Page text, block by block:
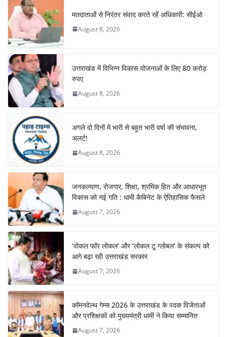
o
o
k
p
p
m n
मतदाताओं से निरंतर संवाद करते रहें अधिकारी: सीईओ
August 8, 2026
उत्तराखंड में विभिन्न विकास योजनाओं के लिए 80 करोड़
रुपए
August 8, 2026
अगले दो दिनों में भारी से बहुत भारी वर्षा की संभावना,
अलर्ट!
August 8, 2026
जनकल्याण, रोजगार, शिक्षा, श्रमिक हित और आधारभूत
विकास को नई गति : धामी कैबिनेट के ऐतिहासिक फैसले
August 7, 2026
‘वोकल फॉर लोकल’ और ‘लोकल टू ग्लोबल’ के संकल्प को
आगे बढ़ा रही उत्तराखंड सरकार
August 7, 2026
कॉमनवेल्थ गेम्स 2026 के उत्तराखंड के पदक विजेताओं
और प्रशिक्षकों को मुख्यमंत्री धामी ने किया सम्मानित
August 7, 2026